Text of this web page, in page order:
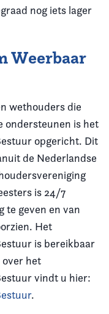
nog iets lager
Weerbaar
wethouders die
ondersteunen is het
opgericht. Dit
de Nederlandse
is 24/7
te geven en van
Het
is bereikbaar
over het
vindt u hier:
.